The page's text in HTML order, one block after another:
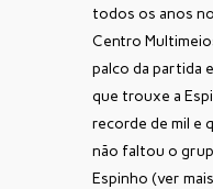
todos os anos
Centro
palco da partida
que trouxe a
recorde de mil e
não faltou o
Espinho (ver